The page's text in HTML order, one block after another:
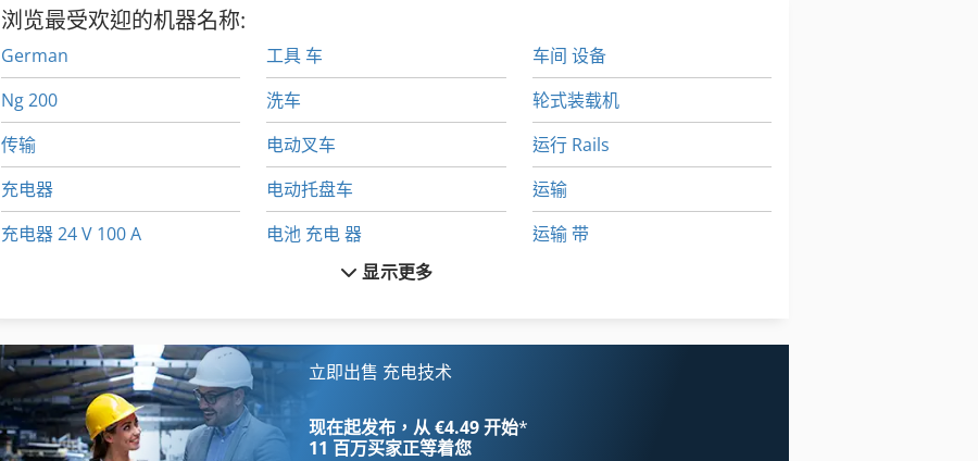
浏览最受欢迎的机器名称:
German
Ng 200
传输
充电器
充电器 24 V 100 A
履带式装载机
工具 车
洗车
电动叉车
电动托盘车
电池 充电 器
自动化
车载 平台
车间 设备
轮式装载机
运行 Rails
运输
运输 带
显示更多
立即出售 充电技术
现在起发布，从 €4.49 开始*
11 百万买家正等着您